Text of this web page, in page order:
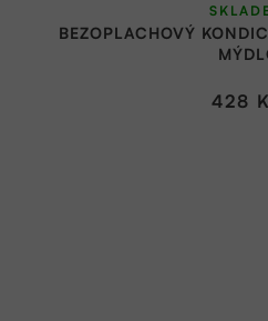
BEZOPLACHOVÝ
428